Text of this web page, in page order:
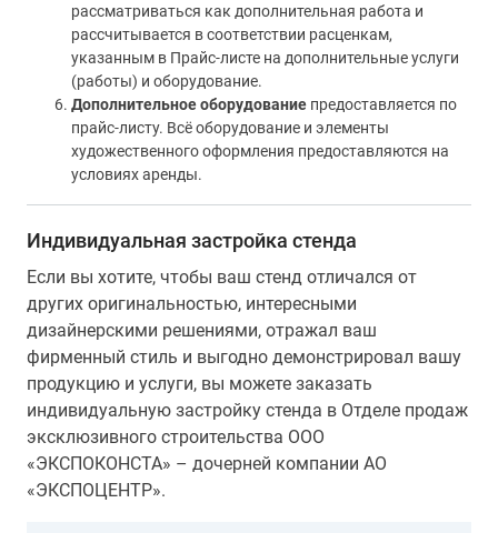
рассматриваться как дополнительная работа и
рассчитывается в соответствии расценкам,
указанным в Прайс-листе на дополнительные услуги
(работы) и оборудование.
Дополнительное оборудование предоставляется по
прайс-листу. Всё оборудование и элементы
художественного оформления предоставляются на
условиях аренды.
Индивидуальная застройка стенда
Если вы хотите, чтобы ваш стенд отличался от
других оригинальностью, интересными
дизайнерскими решениями, отражал ваш
фирменный стиль и выгодно демонстрировал вашу
продукцию и услуги, вы можете заказать
индивидуальную застройку стенда в Отделе продаж
эксклюзивного строительства ООО
«ЭКСПОКОНСТА» – дочерней компании АО
«ЭКСПОЦЕНТР».